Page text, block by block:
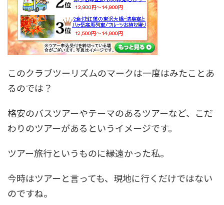
このクラブツーリズムのマークは一度はみたことあ
るのでは？
格安のバスツアーやテーマのあるツアーなど、こだ
わりのツアーがあるというイメージです。
ツアー旅行というものに縁遠かった私。
今時はツアーと言っても、現地に行くだけではない
のですね。